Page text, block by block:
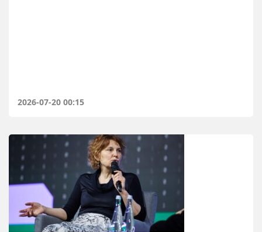
2026-07-20 00:15